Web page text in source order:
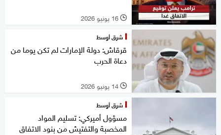
l 16 يونيو 2026
شرق أوسط
قرقاش: دولة الإمارات لم تكن يوما من
دعاة الحرب
l 14 يونيو 2026
شرق أوسط
مسؤول أميركي: تسليم المواد
المخصبة والتفتيش من بنود الاتفاق